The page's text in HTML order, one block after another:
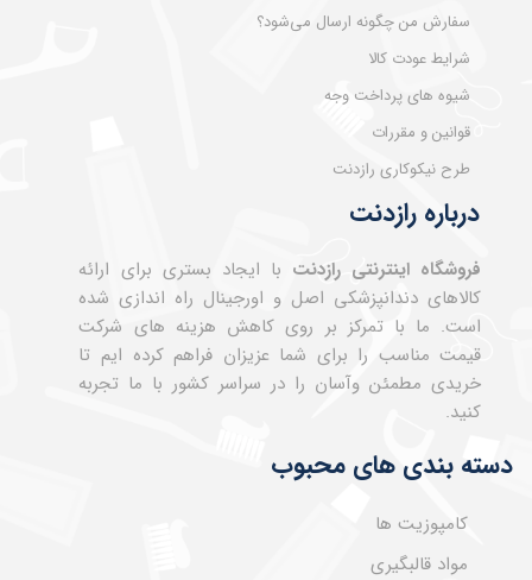
درباره رازدنت
فروشگاه اینترنتی رازدنت با ایجاد بستری برای ارائه
کالاهای دندانپزشکی اصل و اورجینال راه اندازی شده
است. ما با تمرکز بر روی کاهش هزینه های شرکت
قیمت مناسب را برای شما عزیزان فراهم کرده ایم تا
خریدی مطمئن وآسان را در سراسر کشور با ما تجربه
کنید.
سفارش من چگونه ارسال می‌شود؟
شرایط عودت کالا
شیوه های پرداخت وجه
قوانین و مقررات
طرح نیکوکاری رازدنت
دسته بندی های محبوب
کامپوزیت ها
مواد قالبگیری